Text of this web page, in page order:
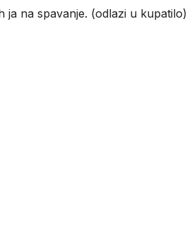
ja na spavanje. (odlazi u kupatilo)